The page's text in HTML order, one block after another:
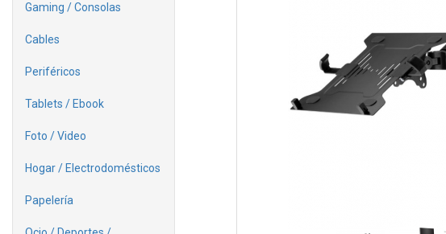
Gaming / Consolas
Cables
Periféricos
Tablets / Ebook
Foto / Video
Hogar / Electrodomésticos
Papelería